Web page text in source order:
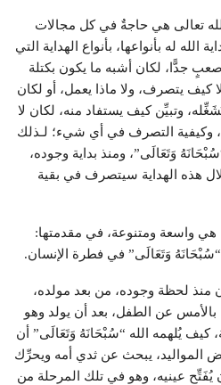
تعالى هي حاجةٌ في كل مجالات
الله له بأنواعها، بأنواع الهداية التي
جدًّا، لكان أشبه ما يكون بكتلة
كيف يتصرف، ولا ماذا يعمل، أو لكان
وتبيِّن كيف يستفاد منه، لكان لا
التصرف في أي شيء؛ لـذلك
وَتَعَالَى”، ومنذ بداية وجوده،
هذه الهداية سيتصرف في بقية
هي واسعة ومتنوعة، في مقدمتها:
“سُبْحَانَهُ وَتَعَالَى” في فطرة الإنسان.
منذ لحظة وجوده، من بعد مولده،
عن الطفل، بعد أن يولد وهو
كيف يُلهمه الله “سُبْحَانَهُ وَتَعَالَى” أن
المواليد، يبحث عن ثدي أمه ويحرِّك
عينيه، وهو في تلك المرحلة من